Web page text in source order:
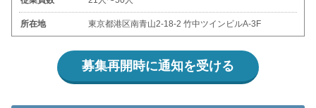
所在地 東京都港区南青山2-18-2 竹中ツインビルA-3F
募集再開時に通知を受ける